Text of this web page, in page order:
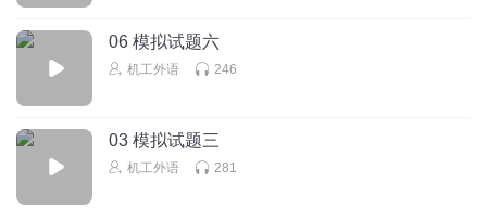
06 模拟试题六
机工外语 246
03 模拟试题三
机工外语 281